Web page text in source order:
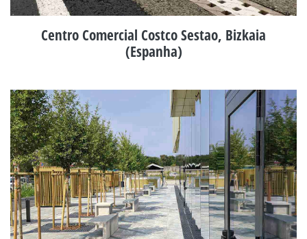
Centro Comercial Costco Sestao, Bizkaia
(Espanha)